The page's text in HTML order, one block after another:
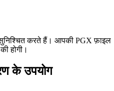
करते हैं। आपकी PGX फ़ाइल
होगी।
के उपयोग